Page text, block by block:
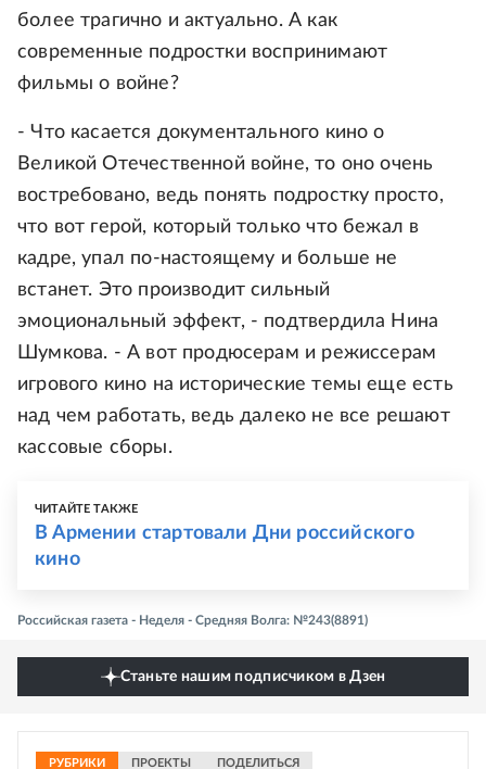
более трагично и актуально. А как
современные подростки воспринимают
фильмы о войне?
- Что касается документального кино о
Великой Отечественной войне, то оно очень
востребовано, ведь понять подростку просто,
что вот герой, который только что бежал в
кадре, упал по-настоящему и больше не
встанет. Это производит сильный
эмоциональный эффект, - подтвердила Нина
Шумкова. - А вот продюсерам и режиссерам
игрового кино на исторические темы еще есть
над чем работать, ведь далеко не все решают
кассовые сборы.
ЧИТАЙТЕ ТАКЖЕ
В Армении стартовали Дни российского
кино
Российская газета - Неделя - Средняя Волга: №243(8891)
Станьте нашим подписчиком в Дзен
РУБРИКИ ПРОЕКТЫ ПОДЕЛИТЬСЯ